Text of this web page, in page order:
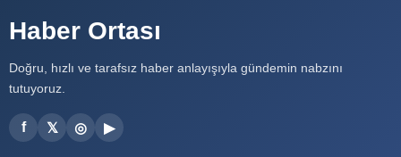
Haber Ortası
Doğru, hızlı ve tarafsız haber anlayışıyla gündemin nabzını
tutuyoruz.
f 𝕏 ◎ ▶